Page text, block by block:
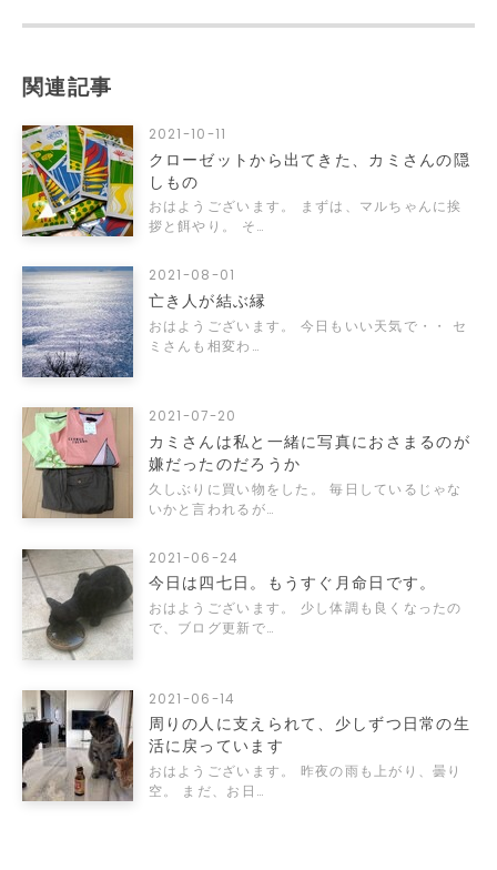
関連記事
2021-10-11
クローゼットから出てきた、カミさんの隠
しもの
おはようございます。 まずは、マルちゃんに挨
拶と餌やり。 そ…
2021-08-01
亡き人が結ぶ縁
おはようございます。 今日もいい天気で・・ セ
ミさんも相変わ…
2021-07-20
カミさんは私と一緒に写真におさまるのが
嫌だったのだろうか
久しぶりに買い物をした。 毎日しているじゃな
いかと言われるが…
2021-06-24
今日は四七日。もうすぐ月命日です。
おはようございます。 少し体調も良くなったの
で、ブログ更新で…
2021-06-14
周りの人に支えられて、少しずつ日常の生
活に戻っています
おはようございます。 昨夜の雨も上がり、曇り
空。 まだ、お日…